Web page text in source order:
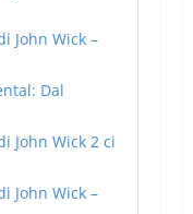
John Wick –
Dal
John Wick 2 ci
John Wick –